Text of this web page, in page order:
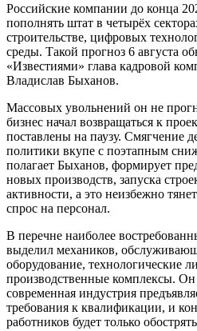
Российские компании до конца
пополнять штат в четырёх
строительстве, цифровых
среды. Такой прогноз 6 августа
«Известиями» глава кадровой
Владислав Быханов.
Массовых увольнений он не
бизнес начал возвращаться к
поставлены на паузу. Смягчение
политики вкупе с поэтапным
полагает Быханов, формирует
новых производств, запуска
активности, а это неизбежно
спрос на персонал.
В перечне наиболее
выделил механиков,
оборудование, технологические
производственные комплексы.
современная индустрия
требования к квалификации, и
работников будет только